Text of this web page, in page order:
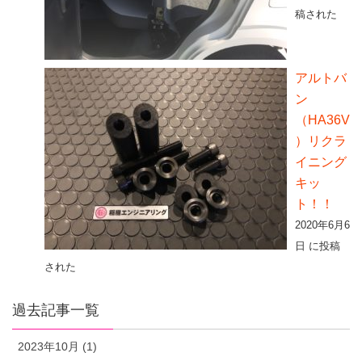
稿された
アルトバ
ン
（HA36V
）リクラ
イニング
キッ
ト！！
2020年6月6
日 に投稿
された
過去記事一覧
2023年10月 (1)